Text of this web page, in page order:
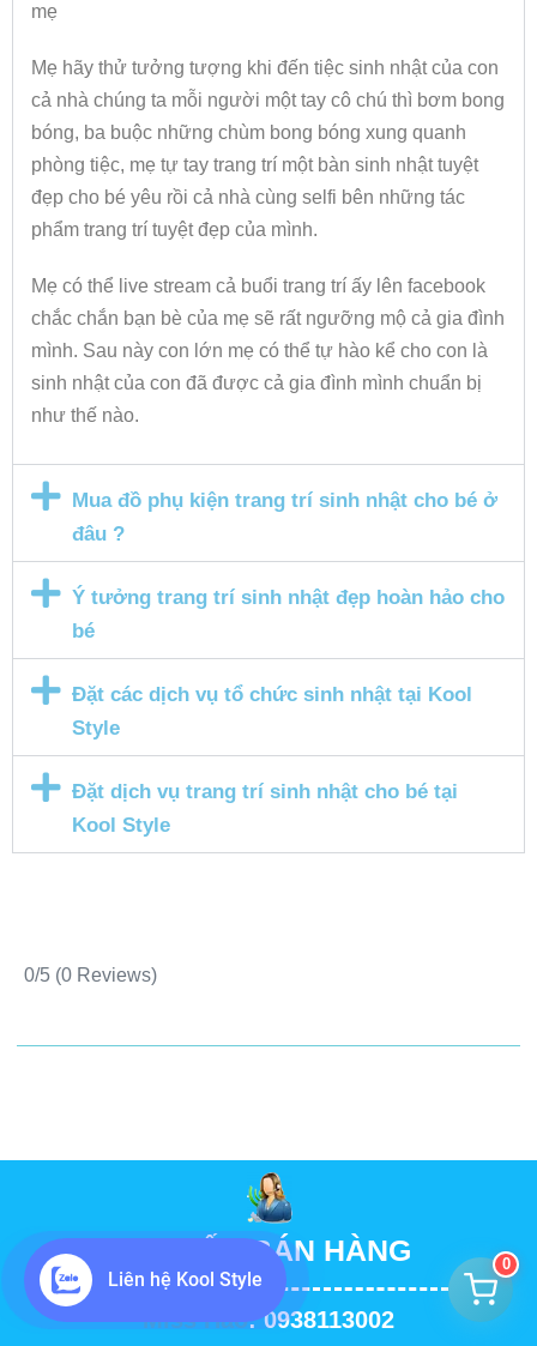
mẹ
Mẹ hãy thử tưởng tượng khi đến tiệc sinh nhật của con
cả nhà chúng ta mỗi người một tay cô chú thì bơm bong
bóng, ba buộc những chùm bong bóng xung quanh
phòng tiệc, mẹ tự tay trang trí một bàn sinh nhật tuyệt
đẹp cho bé yêu rồi cả nhà cùng selfi bên những tác
phẩm trang trí tuyệt đẹp của mình.
Mẹ có thể live stream cả buổi trang trí ấy lên facebook
chắc chắn bạn bè của mẹ sẽ rất ngưỡng mộ cả gia đình
mình. Sau này con lớn mẹ có thể tự hào kể cho con là
sinh nhật của con đã được cả gia đình mình chuẩn bị
như thế nào.
Mua đồ phụ kiện trang trí sinh nhật cho bé ở
đâu ?
Ý tưởng trang trí sinh nhật đẹp hoàn hảo cho
bé
Đặt các dịch vụ tổ chức sinh nhật tại Kool
Style
Đặt dịch vụ trang trí sinh nhật cho bé tại
Kool Style
0/5 (0 Reviews)
TƯ VẤN BÁN HÀNG
Miss Hảo: 0938113002
0
Liên hệ Kool Style